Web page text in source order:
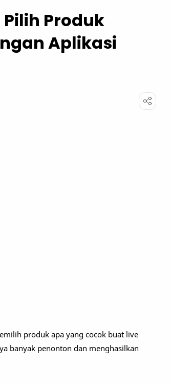
Produk
Aplikasi
produk apa yang cocok buat live
banyak penonton dan menghasilkan